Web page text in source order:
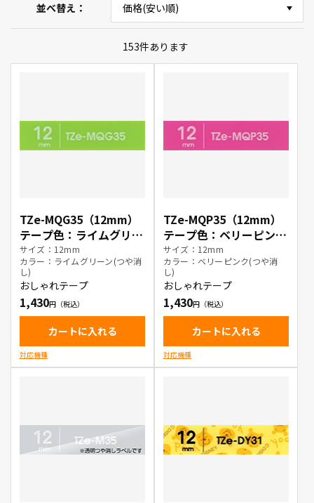
並べ替え
153件あります
TZe-MQG35（12mm）
テープ色：ライムグリー
ン(つや消し) / 白文字
サイズ：12mm
カラー：ライムグリーン(つや消
し)
おしゃれテープ
1,430
カートに入れる
対応機種
TZe-MQP35（12mm）
テープ色：ベリーピンク
(つや消し) / 白文字
サイズ：12mm
カラー：ベリーピンク(つや消
し)
おしゃれテープ
1,430
カートに入れる
対応機種